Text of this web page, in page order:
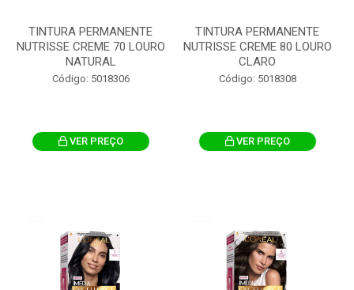
TINTURA PERMANENTE
NUTRISSE CREME 70 LOURO
NATURAL
Código: 5018306
VER PREÇO
TINTURA PERMANENTE
NUTRISSE CREME 80 LOURO
CLARO
Código: 5018308
VER PREÇO